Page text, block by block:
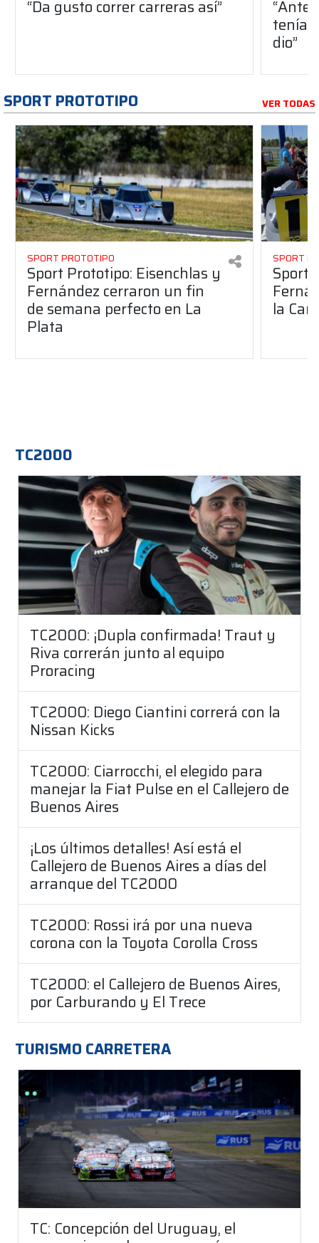
“Da gusto correr carreras así”
dio”
SPORT PROTOTIPO VER TODAS
SPORT PROTOTIPO
Sport Prototipo: Eisenchlas y
Fernández cerraron un fin
de semana perfecto en La
Plata
SPORT
Sport
la
TC2000
TC2000: ¡Dupla confirmada! Traut y
Riva correrán junto al equipo
Proracing
TC2000: Diego Ciantini correrá con la
Nissan Kicks
TC2000: Ciarrocchi, el elegido para
manejar la Fiat Pulse en el Callejero de
Buenos Aires
¡Los últimos detalles! Así está el
Callejero de Buenos Aires a días del
arranque del TC2000
TC2000: Rossi irá por una nueva
corona con la Toyota Corolla Cross
TC2000: el Callejero de Buenos Aires,
por Carburando y El Trece
TURISMO CARRETERA
TC: Concepción del Uruguay, el